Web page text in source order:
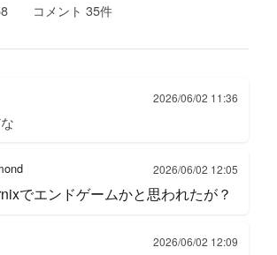
コメント 35件
2026/06/02 11:36
2026/06/02 12:05
でエンドゲームかと思われたが？
2026/06/02 12:09